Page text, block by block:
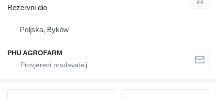
Rezervni dio
Poljska, Byków
PHU AGROFARM